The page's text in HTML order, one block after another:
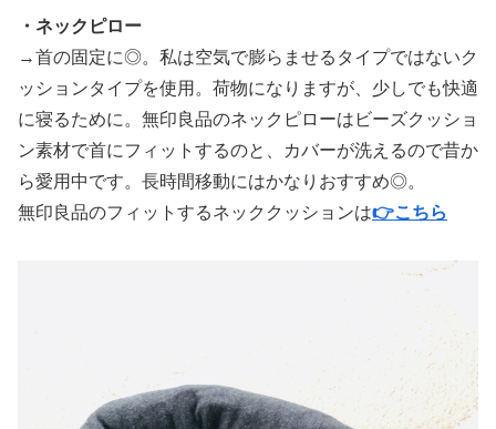
・ネックピロー
→首の固定に◎。私は空気で膨らませるタイプではないク
ッションタイプを使用。荷物になりますが、少しでも快適
に寝るために。無印良品のネックピローはビーズクッショ
ン素材で首にフィットするのと、カバーが洗えるので昔か
ら愛用中です。長時間移動にはかなりおすすめ◎。
無印良品のフィットするネッククッションは👉こちら